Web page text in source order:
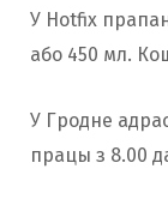
У Hotfix
або 450 мл.
У Гродне
працы з 8.00